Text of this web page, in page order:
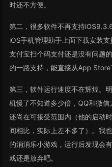
时还不方便。
第二，很多软件不再支持
iOS手机管理助手上面下载安装
支付宝扫个码支付还是没有问题
的一路支持，能直接从App
第三，软件运行速度不在辉煌。
机慢了不知道多少倍，QQ和微
还尚在可接受范围内（他的启动
间相比，实际上差不多了）。我
的消消乐小游戏，运行后发现会
戏还是放弃吧。